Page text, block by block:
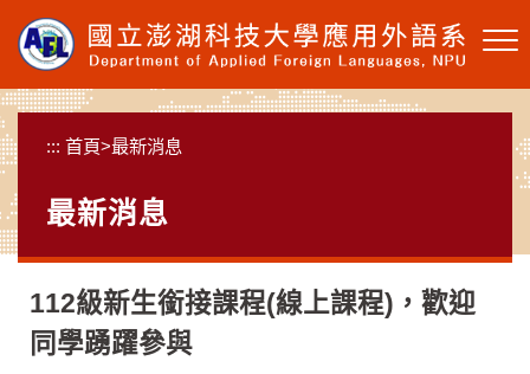
要
內
容
塊
::: 首頁>最新消息
最新消息
112級新生銜接課程(線上課程)，歡迎
同學踴躍參與